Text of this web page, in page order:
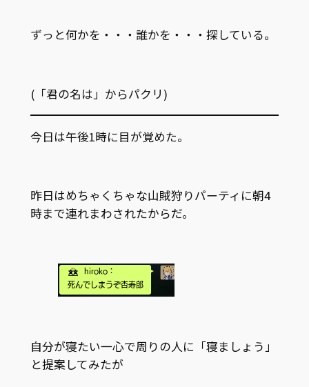
ずっと何かを・・・誰かを・・・探している。
(「君の名は」からパクリ)
今日は午後1時に目が覚めた。
昨日はめちゃくちゃな山賊狩りパーティに朝4
時まで連れまわされたからだ。
自分が寝たい一心で周りの人に「寝ましょう」
と提案してみたが